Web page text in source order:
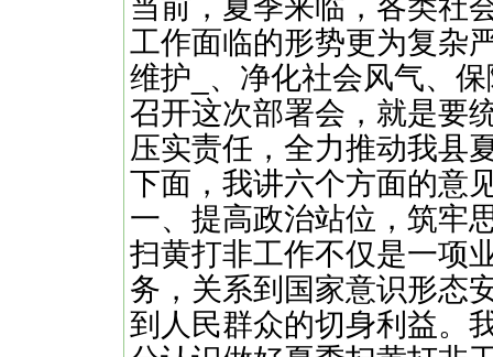
当前，夏季来临，各类社
工作面临的形势更为复杂
维护_、净化社会风气、
召开这次部署会，就是要
压实责任，全力推动我县
下面，我讲六个方面的意
一、提高政治站位，筑牢
扫黄打非工作不仅是一项
务，关系到国家意识形态
到人民群众的切身利益。